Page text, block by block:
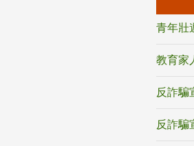
青年壯
教育家
反詐騙
反詐騙